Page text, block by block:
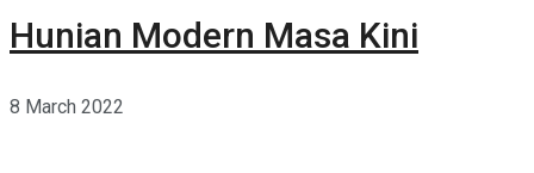
Hunian Modern Masa Kini
8 March 2022